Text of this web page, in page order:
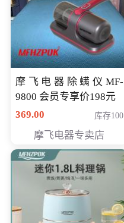
摩飞电器除螨仪MF-
9800 会员专享价198元
369.00
库存100
摩飞电器专卖店